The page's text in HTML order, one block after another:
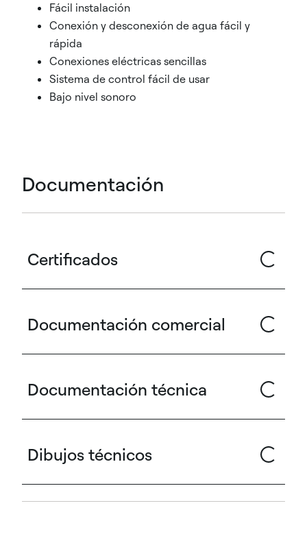
Fácil instalación
Conexión y desconexión de agua fácil y
rápida
Conexiones eléctricas sencillas
Sistema de control fácil de usar
Bajo nivel sonoro
Documentación
Certificados
Documentación comercial
Documentación técnica
Dibujos técnicos